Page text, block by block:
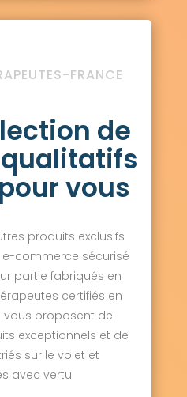
FRANCE
de
vous
produits exclusifs
commerce sécurisé
partie fabriqués en
certifiés en
vous proposent de
exceptionnels et de
sur le volet et
avec vertu.